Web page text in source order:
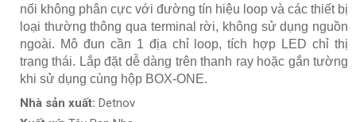
nối không phân cực với đường tín hiệu loop và các thiết bị
loại thường thông qua terminal rời, không sử dụng nguồn
ngoài. Mô đun cần 1 địa chỉ loop, tích hợp LED chỉ thị
trạng thái. Lắp đặt dễ dàng trên thanh ray hoặc gắn tường
khi sử dụng cùng hộp BOX-ONE.
Nhà sản xuất: Detnov